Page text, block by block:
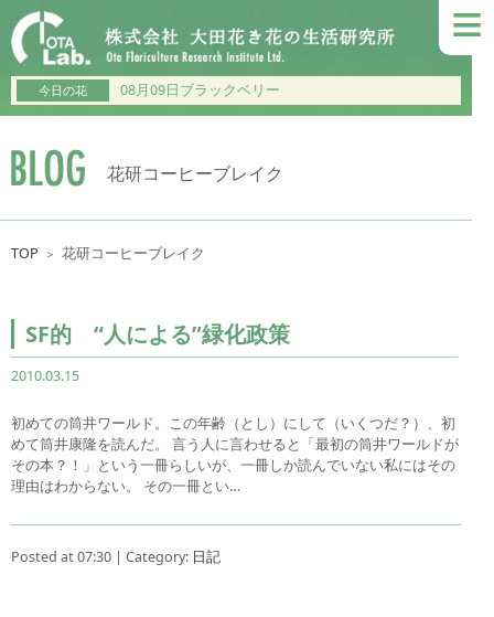
≡
今日の花 08月09日ブラックベリー
花研コーヒーブレイク
TOP ＞ 花研コーヒーブレイク
SF的 “人による”緑化政策
2010.03.15
初めての筒井ワールド。この年齢（とし）にして（いくつだ？）、初
めて筒井康隆を読んだ。 言う人に言わせると「最初の筒井ワールドが
その本？！」という一冊らしいが、一冊しか読んでいない私にはその
理由はわからない。 その一冊とい…
Posted at 07:30 | Category: 日記